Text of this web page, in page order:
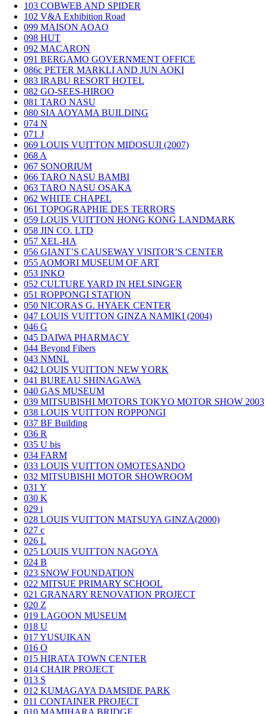
103 COBWEB AND SPIDER
102 V&A Exhibition Road
099 MAISON AOAO
098 HUT
092 MACARON
091 BERGAMO GOVERNMENT OFFICE
086c PETER MARKLI AND JUN AOKI
083 IRABU RESORT HOTEL
082 GO-SEES-HIROO
081 TARO NASU
080 SIA AOYAMA BUILDING
074 N
071 J
069 LOUIS VUITTON MIDOSUJI (2007)
068 A
067 SONORIUM
066 TARO NASU BAMBI
063 TARO NASU OSAKA
062 WHITE CHAPEL
061 TOPOGRAPHIE DES TERRORS
059 LOUIS VUITTON HONG KONG LANDMARK
058 JIN CO. LTD
057 XEL-HA
056 GIANT’S CAUSEWAY VISITOR’S CENTER
055 AOMORI MUSEUM OF ART
053 INKO
052 CULTURE YARD IN HELSINGER
051 ROPPONGI STATION
050 NICORAS G. HYAEK CENTER
047 LOUIS VUITTON GINZA NAMIKI (2004)
046 G
045 DAIWA PHARMACY
044 Beyond Fibers
043 NMNL
042 LOUIS VUITTON NEW YORK
041 BUREAU SHINAGAWA
040 GAS MUSEUM
039 MITSUBISHI MOTORS TOKYO MOTOR SHOW 2003
038 LOUIS VUITTON ROPPONGI
037 BF Building
036 R
035 U bis
034 FARM
033 LOUIS VUITTON OMOTESANDO
032 MITSUBISHI MOTOR SHOWROOM
031 Y
030 K
029 i
028 LOUIS VUITTON MATSUYA GINZA(2000)
027 c
026 L
025 LOUIS VUITTON NAGOYA
024 B
023 SNOW FOUNDATION
022 MITSUE PRIMARY SCHOOL
021 GRANARY RENOVATION PROJECT
020 Z
019 LAGOON MUSEUM
018 U
017YUSUIKAN
016 O
015 HIRATA TOWN CENTER
014 CHAIR PROJECT
013 S
012 KUMAGAYA DAMSIDE PARK
011 CONTAINER PROJECT
010 MAMIHARA BRIDGE